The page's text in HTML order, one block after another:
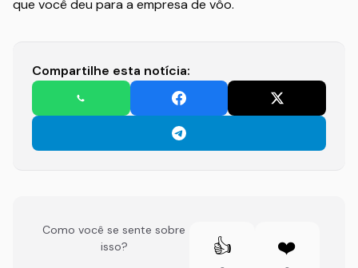
que você deu para a empresa de vôo.
Compartilhe esta notícia:
Como você se sente sobre
isso?
👍 ❤️